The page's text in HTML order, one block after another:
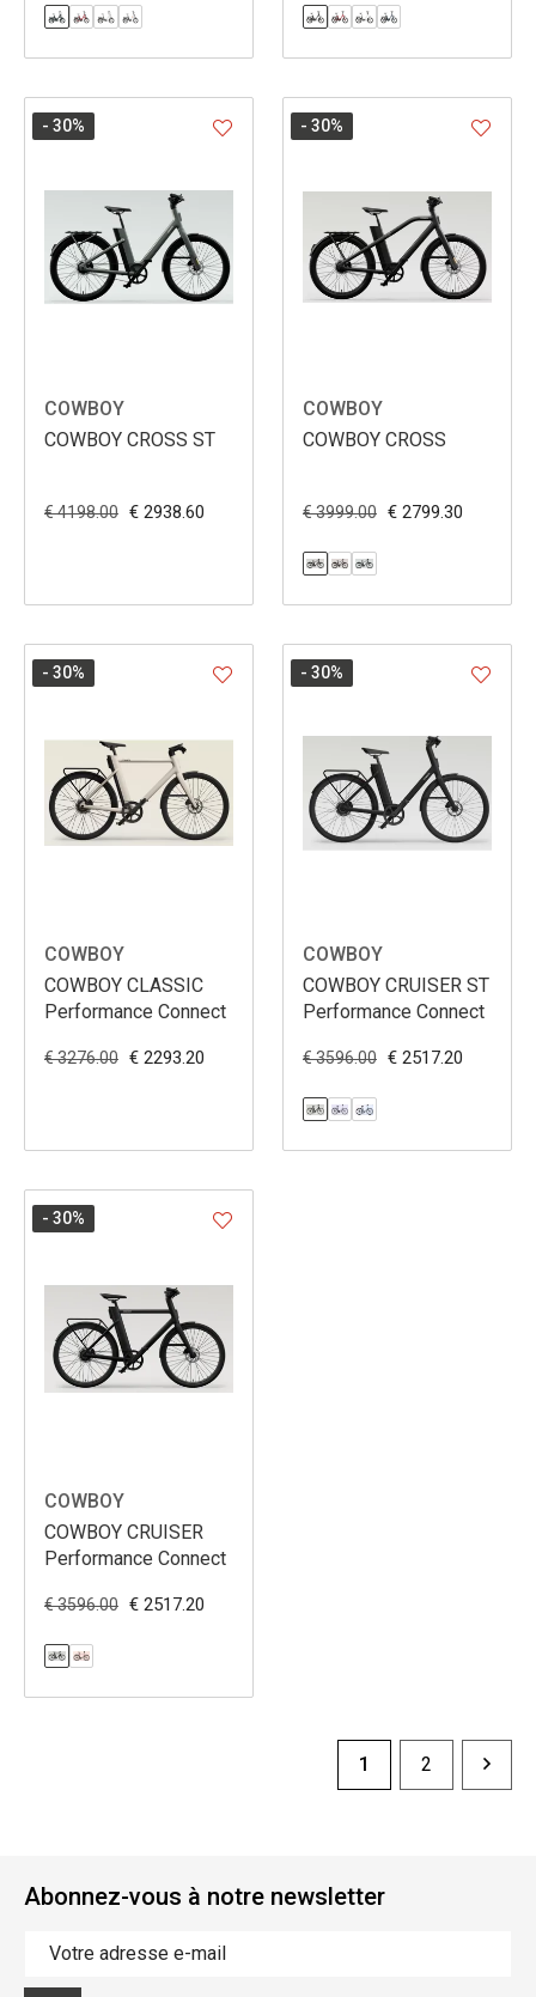
COWBOY
COWBOY CROSS ST
€ 4198.00 € 2938.60
- 30%
COWBOY
COWBOY CROSS
€ 3999.00 € 2799.30
- 30%
COWBOY
COWBOY CLASSIC
Performance Connect
€ 3276.00 € 2293.20
- 30%
COWBOY
COWBOY CRUISER ST
Performance Connect
€ 3596.00 € 2517.20
- 30%
COWBOY
COWBOY CRUISER
Performance Connect
€ 3596.00 € 2517.20
- 30%
1 2
Abonnez-vous à notre newsletter